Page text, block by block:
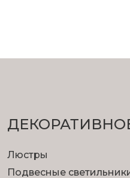
Люстры
Подвесные